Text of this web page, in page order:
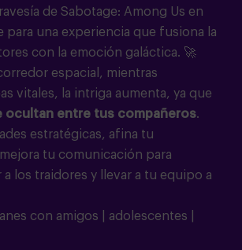
de Sabotage: Among Us en
para una experiencia que fusiona la
con la emoción galáctica. 🚀
espacial, mientras
vitales, la intriga aumenta, ya que
ocultan entre tus compañeros.
estratégicas, afina tu
tu comunicación para
a los traidores y llevar a tu equipo a
con amigos | adolescentes |